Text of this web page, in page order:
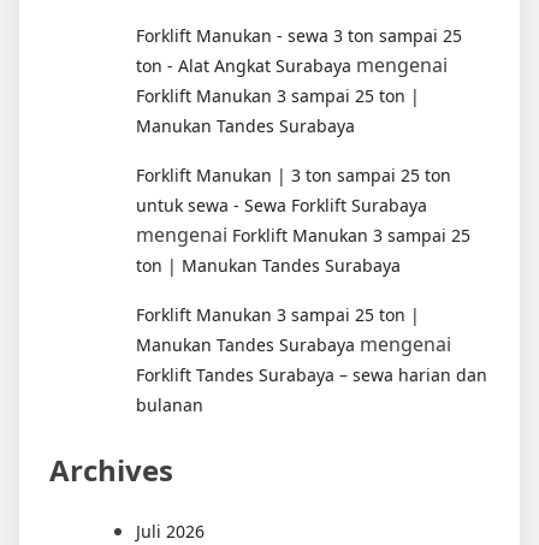
Forklift Manukan - sewa 3 ton sampai 25
ton - Alat Angkat Surabaya mengenai
Forklift Manukan 3 sampai 25 ton |
Manukan Tandes Surabaya
Forklift Manukan | 3 ton sampai 25 ton
untuk sewa - Sewa Forklift Surabaya
mengenai Forklift Manukan 3 sampai 25
ton | Manukan Tandes Surabaya
Forklift Manukan 3 sampai 25 ton |
Manukan Tandes Surabaya mengenai
Forklift Tandes Surabaya – sewa harian dan
bulanan
Archives
Juli 2026